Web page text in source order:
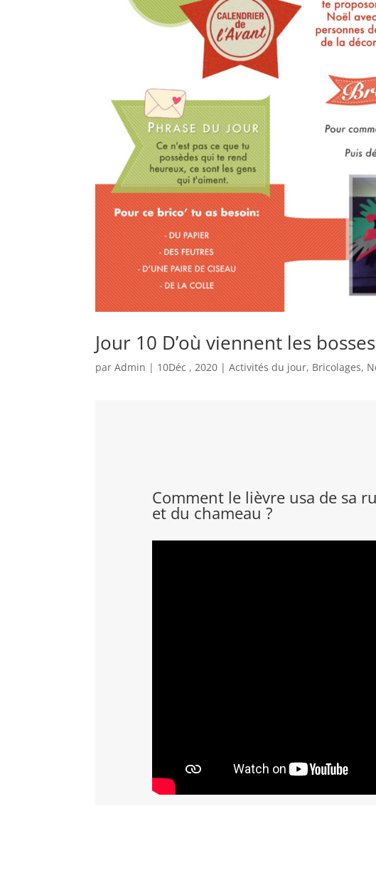
Jour 10 D’où viennent les
parAdmin | 10Déc , 2020 |Activités du jour, Bricolages,
Comment le lièvre usa de sa
et du chameau ?